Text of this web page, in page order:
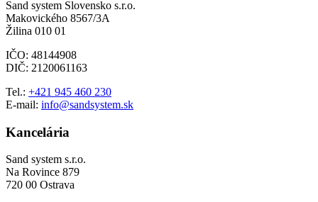
Sand system Slovensko s.r.o.
Makovického 8567/3A
Žilina 010 01
IČO: 48144908
DIČ: 2120061163
Tel.: +421 945 460 230
E-mail: info@sandsystem.sk
Kancelária
Sand system s.r.o.
Na Rovince 879
720 00 Ostrava